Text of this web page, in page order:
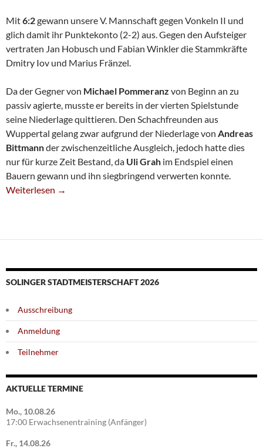
Mit6:2gewann unsere V. Mannschaft gegen Vonkeln II und
glich damit ihr Punktekonto (2-2) aus. Gegen den Aufsteiger
vertraten Jan Hobusch und Fabian Winkler die Stammkräfte
Dmitry Iov und Marius Fränzel.
Da der Gegner von Michael Pommeranz von Beginn an zu
passiv agierte, musste er bereits in der vierten Spielstunde
seine Niederlage quittieren. Den Schachfreunden aus
Wuppertal gelang zwar aufgrund der Niederlage von Andreas
Bittmannder zwischenzeitliche Ausgleich, jedoch hatte dies
nur für kurze Zeit Bestand, da Uli Grah im Endspiel einen
Bauern gewann und ihn siegbringend verwerten konnte.
Fünfte In Vonkeln Siegreich
Weiterlesen →
SOLINGER STADTMEISTERSCHAFT 2026
Ausschreibung
Anmeldung
Teilnehmer
AKTUELLE TERMINE
Mo., 10.08.26
17:00 Erwachsenentraining (Anfänger)
Fr., 14.08.26